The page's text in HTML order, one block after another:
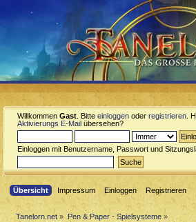
Willkommen Gast . Bitte einloggen oder registrieren .
Aktivierungs E-Mail übersehen?
Einloggen mit Benutzername, Passwort und
Übersicht Impressum Einloggen Registrieren
Tanelorn.net » Pen & Paper - Spielsysteme»